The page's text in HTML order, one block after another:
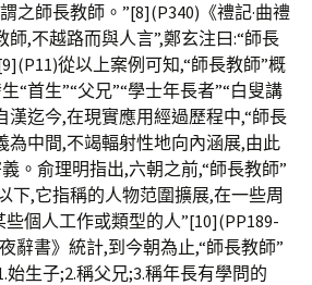
之師長教師。”[8](P340)《禮記·曲禮
師,不越路而與人言”,鄭玄注曰:“師長
從以上案例可知,“師長教師”概
“首生”“父兄”“學士年長者”“白叟講
漢迄今,在現實應用經過歷程中,“師長
為中間,不竭輻射性地向內涵展,由此
。俞理明指出,六朝之前,“師長教師”
下,它指稱的人物范圍擴展,在一些周
個人工作或類型的人”[10](PP189-
辭書》統計,到今朝為止,“師長教師”
始生子;2.稱父兄;3.稱年長有學問的